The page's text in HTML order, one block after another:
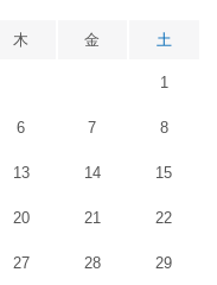
木 金 土
1
6 7 8
13 14 15
20 21 22
27 28 29